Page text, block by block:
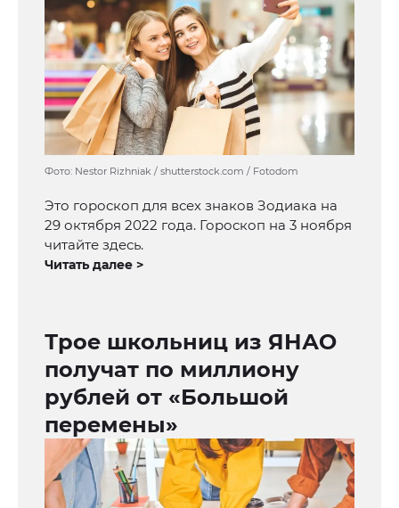
Фото: Nestor Rizhniak / shutterstock.com / Fotodom
Это гороскоп для всех знаков Зодиака на
29 октября 2022 года. Гороскоп на 3 ноября
читайте здесь.
Читать далее >
Трое школьниц из ЯНАО
получат по миллиону
рублей от «Большой
перемены»